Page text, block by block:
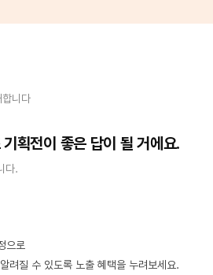
니다
획전이 좋은 답이 될 거에요.
다.
으로
려질 수 있도록 노출 혜택을 누려보세요.